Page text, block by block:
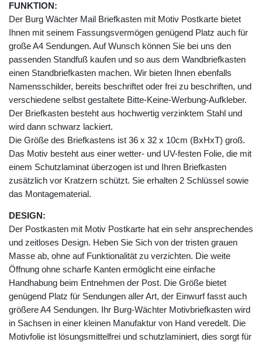
FUNKTION:
Der Burg Wächter Mail Briefkasten mit Motiv Postkarte bietet
Ihnen mit seinem Fassungsvermögen genügend Platz auch für
große A4 Sendungen. Auf Wunsch können Sie bei uns den
passenden Standfuß kaufen und so aus dem Wandbriefkasten
einen Standbriefkasten machen. Wir bieten Ihnen ebenfalls
Namensschilder, bereits beschriftet oder frei zu beschriften, und
verschiedene selbst gestaltete Bitte-Keine-Werbung-Aufkleber.
Der Briefkasten besteht aus hochwertig verzinktem Stahl und
wird dann schwarz lackiert.
Die Größe des Briefkastens ist 36 x 32 x 10cm (BxHxT) groß.
Das Motiv besteht aus einer wetter- und UV-festen Folie, die mit
einem Schutzlaminat überzogen ist und Ihren Briefkasten
zusätzlich vor Kratzern schützt. Sie erhalten 2 Schlüssel sowie
das Montagematerial.
DESIGN:
Der Postkasten mit Motiv Postkarte hat ein sehr ansprechendes
und zeitloses Design. Heben Sie Sich von der tristen grauen
Masse ab, ohne auf Funktionalität zu verzichten. Die weite
Öffnung ohne scharfe Kanten ermöglicht eine einfache
Handhabung beim Entnehmen der Post. Die Größe bietet
genügend Platz für Sendungen aller Art, der Einwurf fasst auch
größere A4 Sendungen. Ihr Burg-Wächter Motivbriefkasten wird
in Sachsen in einer kleinen Manufaktur von Hand veredelt. Die
Motivfolie ist lösungsmittelfrei und schutzlaminiert, dies sorgt für